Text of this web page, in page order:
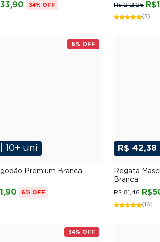
34% OFF R$ 212,26
(3)
6% OFF
| 10+ uni
Premium Branca
6% OFF
R$ 42,38
Regata
Branca
R$ 81,46
(16)
34% OFF